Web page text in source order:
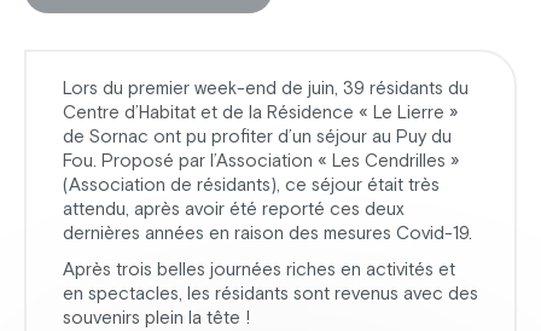
Lors du premier week-end de juin, 39 résidants du
Centre d’Habitat et de la Résidence « Le Lierre »
de Sornac ont pu profiter d’un séjour au Puy du
Fou. Proposé par l’Association « Les Cendrilles »
(Association de résidants), ce séjour était très
attendu, après avoir été reporté ces deux
dernières années en raison des mesures Covid-19.
Après trois belles journées riches en activités et
en spectacles, les résidants sont revenus avec des
souvenirs plein la tête !